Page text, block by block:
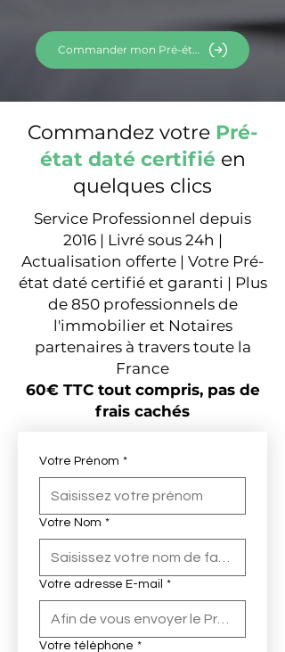
Commander mon Pré-état daté
Commandez votre Pré-
état daté certifiéen
quelques clics
Service Professionnel depuis
2016 | Livré sous 24h |
Actualisation offerte | Votre Pré-
état daté certifié et garanti | Plus
de 850 professionnels de
l'immobilier et Notaires
partenaires à travers toute la
France
60€ TTC tout compris, pas de
frais cachés
Votre Prénom *
Votre Nom *
Votre adresse E-mail *
Votre téléphone *